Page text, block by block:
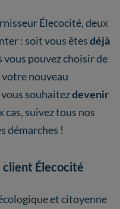
Élecocité, deux
: soit vous êtesdéjà
vous pouvez choisir de
nouveau
souhaitezdevenir
cas, suivez tous nos
démarches !
client Élecocité
et citoyenne